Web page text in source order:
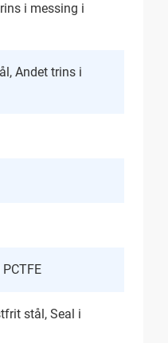
i messing i
Andet trins i
stål, Seal i